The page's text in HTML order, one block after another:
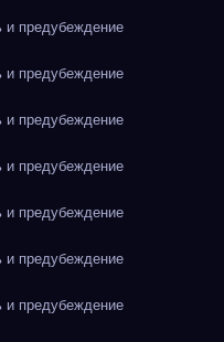
предубеждение
предубеждение
предубеждение
предубеждение
предубеждение
предубеждение
предубеждение